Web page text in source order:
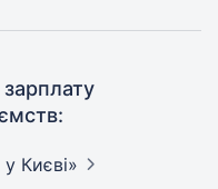
у Києві»